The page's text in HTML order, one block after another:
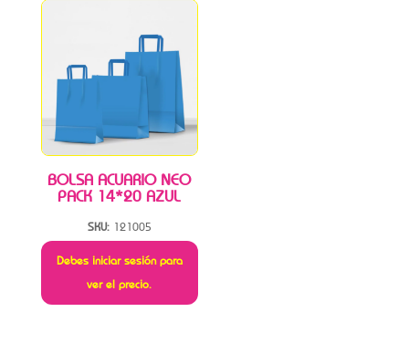
BOLSA ACUARIO NEO
PACK 14*20 AZUL
SKU: 121005
Debes iniciar sesión para
ver el precio.